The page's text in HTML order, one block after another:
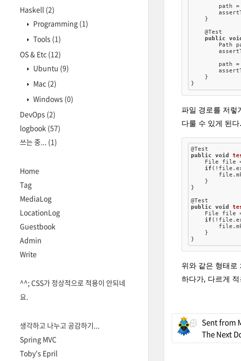
Haskell (2)
Programming (1)
Tools (1)
OS & Etc (12)
Ubuntu (9)
Mac (2)
Windows (0)
DevOps (2)
logbook (57)
쓰는 중... (1)
Home
Tag
MediaLog
LocationLog
Guestbook
Admin
Write
^^; CSS가 정상적으로 적용이 안되네
요.
생각하고 나누고 공감하기...
Spring MVC
Toby's Epril
        path =
    }
@Test
public
Path
path =
    }
파일 경로를 저렇
다룰 수 있게 된다.
@Test
public
void
File file
if
    }
}
@Test
public
void
File file
if
    }
위와 같은 형태로
하다가, 다르게
Sent from
The Next